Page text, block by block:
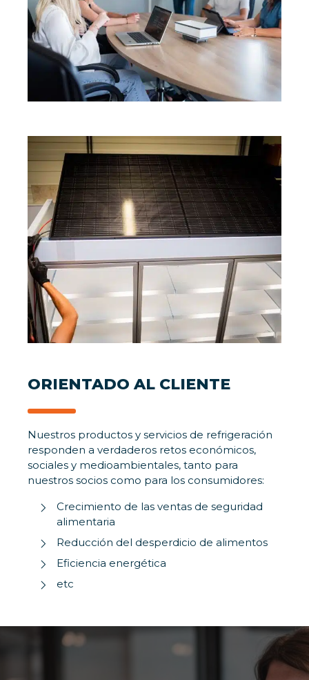
ORIENTADO AL CLIENTE
Nuestros productos y servicios de refrigeración
responden a verdaderos retos económicos,
sociales y medioambientales, tanto para
nuestros socios como para los consumidores:
Crecimiento de las ventas de seguridad
alimentaria
Reducción del desperdicio de alimentos
Eficiencia energética
etc